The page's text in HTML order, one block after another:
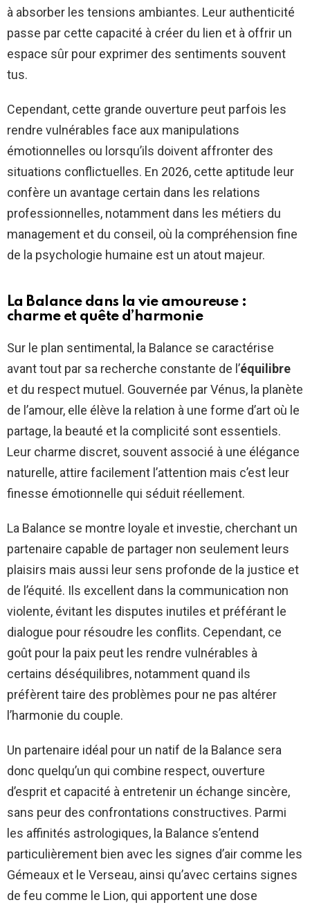
à absorber les tensions ambiantes. Leur authenticité
passe par cette capacité à créer du lien et à offrir un
espace sûr pour exprimer des sentiments souvent
tus.
Cependant, cette grande ouverture peut parfois les
rendre vulnérables face aux manipulations
émotionnelles ou lorsqu’ils doivent affronter des
situations conflictuelles. En 2026, cette aptitude leur
confère un avantage certain dans les relations
professionnelles, notamment dans les métiers du
management et du conseil, où la compréhension fine
de la psychologie humaine est un atout majeur.
La Balance dans la vie amoureuse :
charme et quête d’harmonie
Sur le plan sentimental, la Balance se caractérise
avant tout par sa recherche constante de l’équilibre
et du respect mutuel. Gouvernée par Vénus, la planète
de l’amour, elle élève la relation à une forme d’art où le
partage, la beauté et la complicité sont essentiels.
Leur charme discret, souvent associé à une élégance
naturelle, attire facilement l’attention mais c’est leur
finesse émotionnelle qui séduit réellement.
La Balance se montre loyale et investie, cherchant un
partenaire capable de partager non seulement leurs
plaisirs mais aussi leur sens profonde de la justice et
de l’équité. Ils excellent dans la communication non
violente, évitant les disputes inutiles et préférant le
dialogue pour résoudre les conflits. Cependant, ce
goût pour la paix peut les rendre vulnérables à
certains déséquilibres, notamment quand ils
préfèrent taire des problèmes pour ne pas altérer
l’harmonie du couple.
Un partenaire idéal pour un natif de la Balance sera
donc quelqu’un qui combine respect, ouverture
d’esprit et capacité à entretenir un échange sincère,
sans peur des confrontations constructives. Parmi
les affinités astrologiques, la Balance s’entend
particulièrement bien avec les signes d’air comme les
Gémeaux et le Verseau, ainsi qu’avec certains signes
de feu comme le Lion, qui apportent une dose